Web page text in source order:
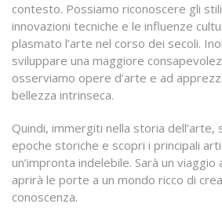
contesto. Possiamo riconoscere gli
innovazioni tecniche e le influenze
plasmato l’arte nel corso dei secoli.
sviluppare una maggiore
osserviamo opere d’arte e ad
bellezza intrinseca.
Quindi, immergiti nella storia dell’arte,
epoche storiche e scopri i principali
un’impronta indelebile. Sarà un
aprirà le porte a un mondo ricco di
conoscenza.